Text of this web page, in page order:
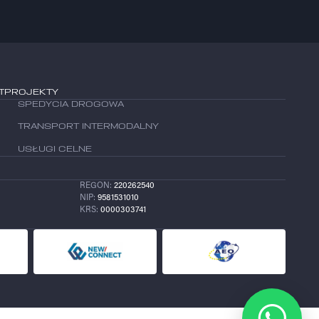
PROJEKTY
PROJEKTY
SPEDYCIA DROGOWA
TRANSPORT INTERMODALNY
USŁUGI CELNE
REGON: 220262540
NIP: 9581531010
KRS: 0000303741